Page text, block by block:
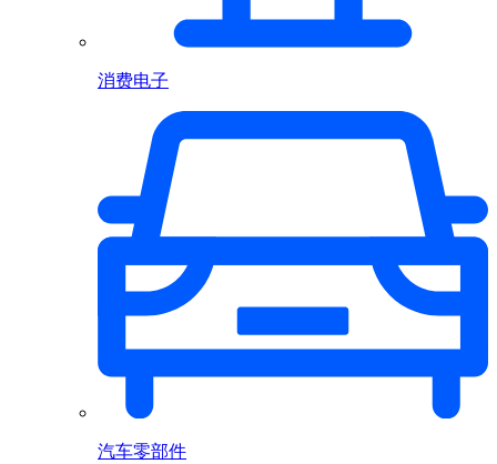
消费电子
汽车零部件